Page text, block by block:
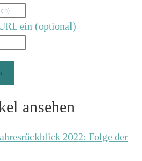
ein (optional)
ansehen
2022: Folge der